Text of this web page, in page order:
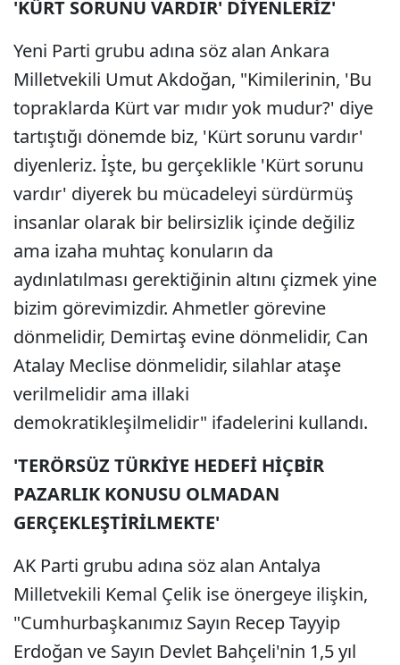
'KÜRT SORUNU VARDIR' DİYENLERİZ'
Yeni Parti grubu adına söz alan Ankara
Milletvekili Umut Akdoğan, "Kimilerinin, 'Bu
topraklarda Kürt var mıdır yok mudur?' diye
tartıştığı dönemde biz, 'Kürt sorunu vardır'
diyenleriz. İşte, bu gerçeklikle 'Kürt sorunu
vardır' diyerek bu mücadeleyi sürdürmüş
insanlar olarak bir belirsizlik içinde değiliz
ama izaha muhtaç konuların da
aydınlatılması gerektiğinin altını çizmek yine
bizim görevimizdir. Ahmetler görevine
dönmelidir, Demirtaş evine dönmelidir, Can
Atalay Meclise dönmelidir, silahlar ataşe
verilmelidir ama illaki
demokratikleşilmelidir" ifadelerini kullandı.
'TERÖRSÜZ TÜRKİYE HEDEFİ HİÇBİR
PAZARLIK KONUSU OLMADAN
GERÇEKLEŞTİRİLMEKTE'
AK Parti grubu adına söz alan Antalya
Milletvekili Kemal Çelik ise önergeye ilişkin,
"Cumhurbaşkanımız Sayın Recep Tayyip
Erdoğan ve Sayın Devlet Bahçeli'nin 1,5 yıl